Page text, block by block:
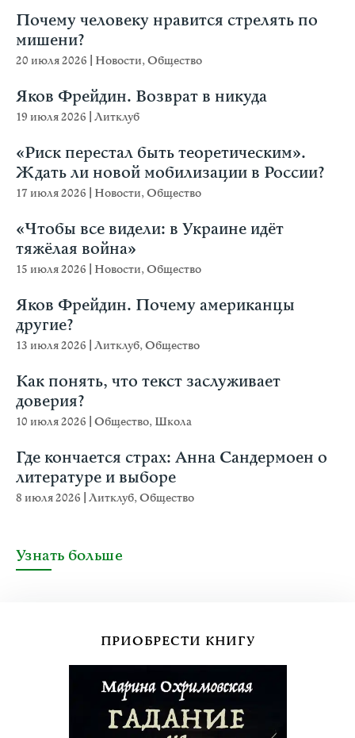
Почему человеку нравится стрелять по
мишени?
20 июля 2026 Новости,Общество
Яков Фрейдин. Возврат в никуда
19 июля 2026 Литклуб
«Риск перестал быть теоретическим».
Ждать ли новой мобилизации в России?
17 июля 2026 Новости,Общество
«Чтобы все видели: в Украине идёт
тяжёлая война»
15 июля 2026 Новости,Общество
Яков Фрейдин. Почему американцы
другие?
13 июля 2026 Литклуб,Общество
Как понять, что текст заслуживает
доверия?
10 июля 2026 Общество, Школа
Где кончается страх: Анна Сандермоен о
литературе и выборе
8 июля 2026 Литклуб,Общество
Узнать больше
ПРИОБРЕСТИ КНИГУ